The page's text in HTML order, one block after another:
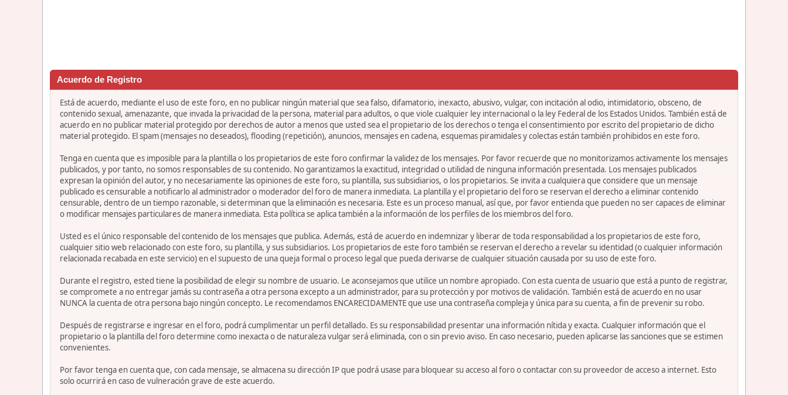
Acuerdo de Registro
Está de acuerdo, mediante el uso de este foro, en no publicar ningún material que sea falso, difamatorio, inexacto, abusivo, vulgar, con incitación al odio, intimidatorio, obsceno, de
contenido sexual, amenazante, que invada la privacidad de la persona, material para adultos, o que viole cualquier ley internacional o la ley Federal de los Estados Unidos. También está de
acuerdo en no publicar material protegido por derechos de autor a menos que usted sea el propietario de los derechos o tenga el consentimiento por escrito del propietario de dicho
material protegido. El spam (mensajes no deseados), flooding (repetición), anuncios, mensajes en cadena, esquemas piramidales y colectas están también prohibidos en este foro.
Tenga en cuenta que es imposible para la plantilla o los propietarios de este foro confirmar la validez de los mensajes. Por favor recuerde que no monitorizamos activamente los mensajes
publicados, y por tanto, no somos responsables de su contenido. No garantizamos la exactitud, integridad o utilidad de ninguna información presentada. Los mensajes publicados
expresan la opinión del autor, y no necesariamente las opiniones de este foro, su plantilla, sus subsidiarios, o los propietarios. Se invita a cualquiera que considere que un mensaje
publicado es censurable a notificarlo al administrador o moderador del foro de manera inmediata. La plantilla y el propietario del foro se reservan el derecho a eliminar contenido
censurable, dentro de un tiempo razonable, si determinan que la eliminación es necesaria. Este es un proceso manual, así que, por favor entienda que pueden no ser capaces de eliminar
o modificar mensajes particulares de manera inmediata. Esta política se aplica también a la información de los perfiles de los miembros del foro.
Usted es el único responsable del contenido de los mensajes que publica. Además, está de acuerdo en indemnizar y liberar de toda responsabilidad a los propietarios de este foro,
cualquier sitio web relacionado con este foro, su plantilla, y sus subsidiarios. Los propietarios de este foro también se reservan el derecho a revelar su identidad (o cualquier información
relacionada recabada en este servicio) en el supuesto de una queja formal o proceso legal que pueda derivarse de cualquier situación causada por su uso de este foro.
Durante el registro, ested tiene la posibilidad de elegir su nombre de usuario. Le aconsejamos que utilice un nombre apropiado. Con esta cuenta de usuario que está a punto de registrar,
se compromete a no entregar jamás su contraseña a otra persona excepto a un administrador, para su protección y por motivos de validación. También está de acuerdo en no usar
NUNCA la cuenta de otra persona bajo ningún concepto. Le recomendamos ENCARECIDAMENTE que use una contraseña compleja y única para su cuenta, a fin de prevenir su robo.
Después de registrarse e ingresar en el foro, podrá cumplimentar un perfil detallado. Es su responsabilidad presentar una información nítida y exacta. Cualquier información que el
propietario o la plantilla del foro determine como inexacta o de naturaleza vulgar será eliminada, con o sin previo aviso. En caso necesario, pueden aplicarse las sanciones que se estimen
convenientes.
Por favor tenga en cuenta que, con cada mensaje, se almacena su dirección IP que podrá usase para bloquear su acceso al foro o contactar con su proveedor de acceso a internet. Esto
solo ocurrirá en caso de vulneración grave de este acuerdo.